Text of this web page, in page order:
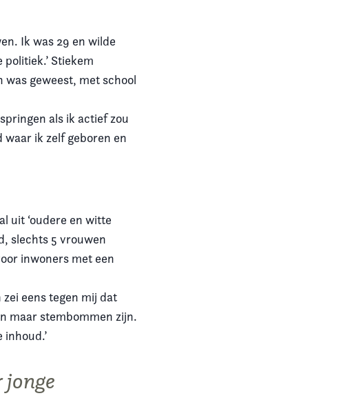
Ik was 29 en wilde
Stiekem
was geweest, met school
als ik actief zou
waar ik zelf geboren en
uit ‘oudere en witte
slechts 5 vrouwen
inwoners met een
eens tegen mij dat
maar stembommen zijn.
jonge